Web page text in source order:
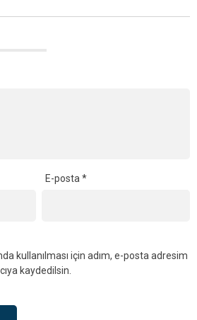
E-posta*
kullanılması için adım, e-posta adresim
kaydedilsin.